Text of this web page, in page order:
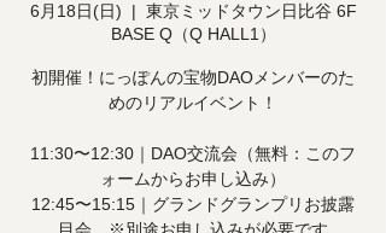
6月18日(日)
  |
東京ミッドタウン日比谷 6F
BASE Q（Q HALL1）
初開催！にっぽんの宝物DAOメンバーのた
めのリアルイベント！
11:30〜12:30｜DAO交流会（無料：このフ
ォームからお申し込み）
12:45〜15:15｜グランドグランプリお披露